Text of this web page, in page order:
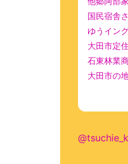
国民宿舎
ゆうイン
大田市定
石東林業
大田市の